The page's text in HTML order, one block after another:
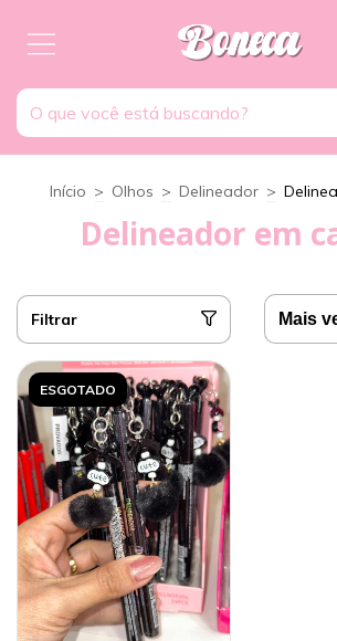
Início > Olhos > Delineador >
Delineador em
Filtrar
ESGOTADO